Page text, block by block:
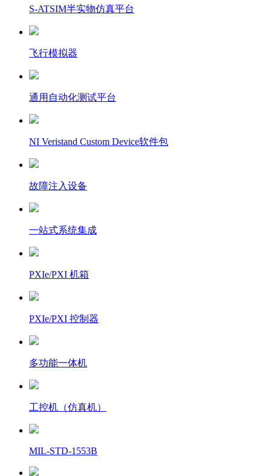
S-ATSIM半实物仿真平台
飞行模拟器
通用自动化测试平台
NI Veristand Custom Device软件包
故障注入设备
一站式系统集成
PXIe/PXI 机箱
PXIe/PXI 控制器
多功能一体机
工控机（仿真机）
MIL-STD-1553B